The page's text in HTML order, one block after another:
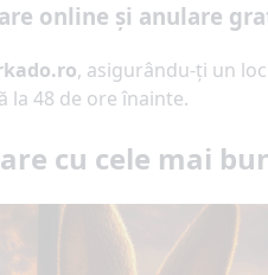
online și anulare
, asigurându-ți un
la 48 de ore înainte.
cu cele mai